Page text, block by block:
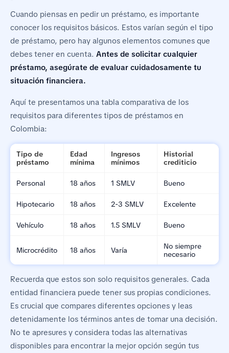
Cuando piensas en pedir un préstamo, es importante
conocer los requisitos básicos. Estos varían según el tipo
de préstamo, pero hay algunos elementos comunes que
debes tener en cuenta. Antes de solicitar cualquier
préstamo, asegúrate de evaluar cuidadosamente tu
situación financiera.
Aquí te presentamos una tabla comparativa de los
requisitos para diferentes tipos de préstamos en
Colombia:
Tipo de
préstamo
Edad
mínima
Ingresos
mínimos
Historial
crediticio
Personal 18 años 1 SMLV Bueno
Hipotecario 18 años 2-3 SMLV Excelente
Vehículo 18 años 1.5 SMLV Bueno
Microcrédito 18 años Varía
No siempre
necesario
Recuerda que estos son solo requisitos generales. Cada
entidad financiera puede tener sus propias condiciones.
Es crucial que compares diferentes opciones y leas
detenidamente los términos antes de tomar una decisión.
No te apresures y considera todas las alternativas
disponibles para encontrar la mejor opción según tus